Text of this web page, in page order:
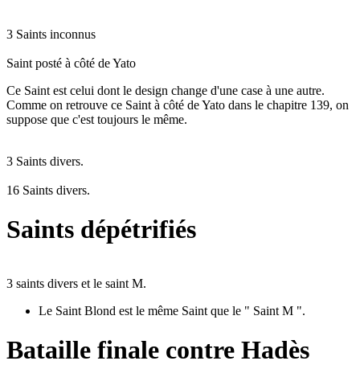
3 Saints inconnus
Saint posté à côté de Yato
Ce Saint est celui dont le design change d'une case à une autre.
Comme on retrouve ce Saint à côté de Yato dans le chapitre 139, on
suppose que c'est toujours le même.
3 Saints divers.
16 Saints divers.
Saints dépétrifiés
3 saints divers et le saint M.
Le Saint Blond est le même Saint que le " Saint M ".
Bataille finale contre Hadès